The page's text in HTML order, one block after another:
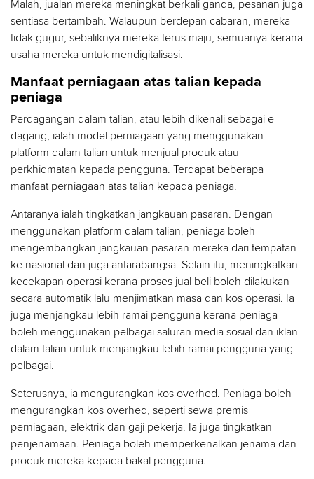
Malah, jualan mereka meningkat berkali ganda, pesanan juga
sentiasa bertambah. Walaupun berdepan cabaran, mereka
tidak gugur, sebaliknya mereka terus maju, semuanya kerana
usaha mereka untuk mendigitalisasi.
Manfaat perniagaan atas talian kepada
peniaga
Perdagangan dalam talian, atau lebih dikenali sebagai e-
dagang, ialah model perniagaan yang menggunakan
platform dalam talian untuk menjual produk atau
perkhidmatan kepada pengguna. Terdapat beberapa
manfaat perniagaan atas talian kepada peniaga.
Antaranya ialah tingkatkan jangkauan pasaran. Dengan
menggunakan platform dalam talian, peniaga boleh
mengembangkan jangkauan pasaran mereka dari tempatan
ke nasional dan juga antarabangsa. Selain itu, meningkatkan
kecekapan operasi kerana proses jual beli boleh dilakukan
secara automatik lalu menjimatkan masa dan kos operasi. Ia
juga menjangkau lebih ramai pengguna kerana peniaga
boleh menggunakan pelbagai saluran media sosial dan iklan
dalam talian untuk menjangkau lebih ramai pengguna yang
pelbagai.
Seterusnya, ia mengurangkan kos overhed. Peniaga boleh
mengurangkan kos overhed, seperti sewa premis
perniagaan, elektrik dan gaji pekerja. Ia juga tingkatkan
penjenamaan. Peniaga boleh memperkenalkan jenama dan
produk mereka kepada bakal pengguna.